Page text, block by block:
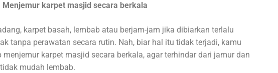
Menjemur karpet masjid secara berkala
karpet basah, lembab atau berjam-jam jika dibiarkan terlalu
tanpa perawatan secara rutin. Nah, biar hal itu tidak terjadi, kamu
menjemur karpet masjid secara berkala, agar terhindar dari jamur dan
mudah lembab.